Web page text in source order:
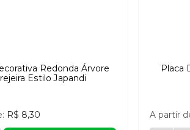
Redonda Árvore
Estilo Japandi
R$ 8,30
Placa
A partir